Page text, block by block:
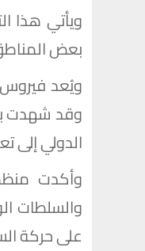
ويأتي هذا
بعض
ويُعد فيروس
وقد شهدت
الدولي إلى
وأكدت
والسلطات
على حركة